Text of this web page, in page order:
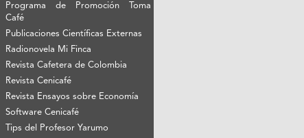
Programa de Promoción Toma
Café
Publicaciones Científicas Externas
Radionovela Mi Finca
Revista Cafetera de Colombia
Revista Cenicafé
Revista Ensayos sobre Economía
Software Cenicafé
Tips del Profesor Yarumo